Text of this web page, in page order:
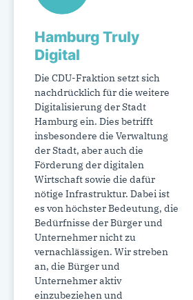
Hamburg Truly
Digital
Die CDU-Fraktion setzt sich
nachdrücklich für die weitere
Digitalisierung der Stadt
Hamburg ein. Dies betrifft
insbesondere die Verwaltung
der Stadt, aber auch die
Förderung der digitalen
Wirtschaft sowie die dafür
nötige Infrastruktur. Dabei ist
es von höchster Bedeutung, die
Bedürfnisse der Bürger und
Unternehmer nicht zu
vernachlässigen. Wir streben
an, die Bürger und
Unternehmer aktiv
einzubeziehen und